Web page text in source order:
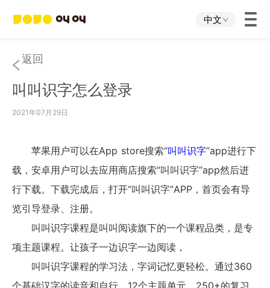
中文
首页
叫叫App
关于我们
下载中心
返回
叫叫识字怎么登录
2021年07月29日
苹果用户可以在App store搜索“叫叫识字”app进行下
载，安卓用户可以去应用商店搜索“叫叫识字”app然后进
行下载。下载完成后，打开“叫叫识字”APP，首页会有导
览引导登录、注册。
叫叫识字课程是叫叫阅读旗下的一个课程品类，是专
项主题课程。让孩子一边识字一边阅读，
叫叫识字课程的学习法，字词记忆更轻松。通过360
个基础汉字的读音和自行、12个主题单元、250+的复习